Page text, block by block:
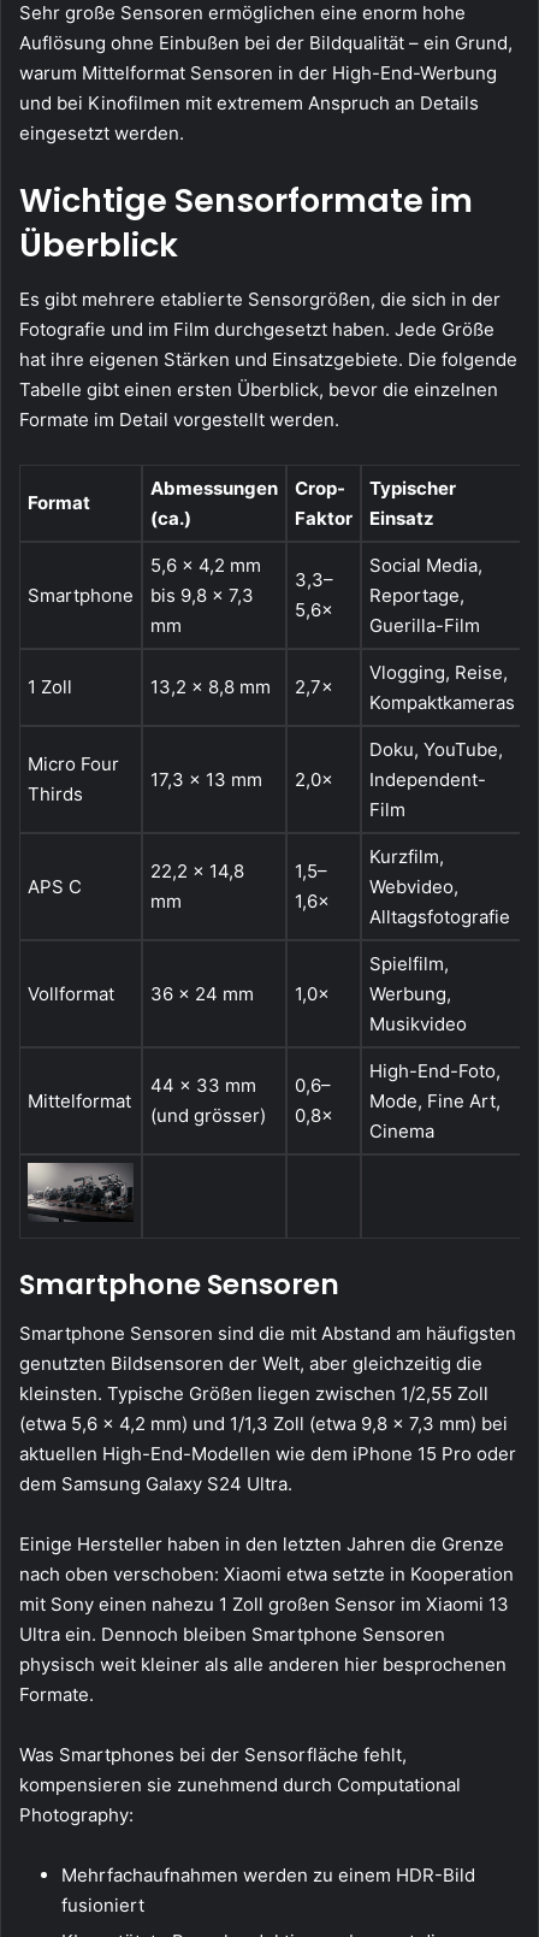
Sehr große Sensoren ermöglichen eine enorm hohe
Auflösung ohne Einbußen bei der Bildqualität – ein Grund,
warum Mittelformat Sensoren in der High-End-Werbung
und bei Kinofilmen mit extremem Anspruch an Details
eingesetzt werden.
Wichtige Sensorformate im
Überblick
Es gibt mehrere etablierte Sensorgrößen, die sich in der
Fotografie und im Film durchgesetzt haben. Jede Größe
hat ihre eigenen Stärken und Einsatzgebiete. Die folgende
Tabelle gibt einen ersten Überblick, bevor die einzelnen
Formate im Detail vorgestellt werden.
Format
Abmessungen
(ca.)
Crop-
Faktor
Typischer
Einsatz
Smartphone
5,6 × 4,2 mm
bis 9,8 × 7,3
mm
3,3–
5,6×
Social Media,
Reportage,
Guerilla-Film
1 Zoll 13,2 × 8,8 mm 2,7×
Vlogging, Reise,
Kompaktkameras
Micro Four
Thirds
17,3 × 13 mm 2,0×
Doku, YouTube,
Independent-
Film
APS C
22,2 × 14,8
mm
1,5–
1,6×
Kurzfilm,
Webvideo,
Alltagsfotografie
Vollformat 36 × 24 mm 1,0×
Spielfilm,
Werbung,
Musikvideo
Mittelformat
44 × 33 mm
(und grösser)
0,6–
0,8×
High-End-Foto,
Mode, Fine Art,
Cinema
Smartphone Sensoren
Smartphone Sensoren sind die mit Abstand am häufigsten
genutzten Bildsensoren der Welt, aber gleichzeitig die
kleinsten. Typische Größen liegen zwischen 1/2,55 Zoll
(etwa 5,6 × 4,2 mm) und 1/1,3 Zoll (etwa 9,8 × 7,3 mm) bei
aktuellen High-End-Modellen wie dem iPhone 15 Pro oder
dem Samsung Galaxy S24 Ultra.
Einige Hersteller haben in den letzten Jahren die Grenze
nach oben verschoben: Xiaomi etwa setzte in Kooperation
mit Sony einen nahezu 1 Zoll großen Sensor im Xiaomi 13
Ultra ein. Dennoch bleiben Smartphone Sensoren
physisch weit kleiner als alle anderen hier besprochenen
Formate.
Was Smartphones bei der Sensorfläche fehlt,
kompensieren sie zunehmend durch Computational
Photography:
Mehrfachaufnahmen werden zu einem HDR-Bild
fusioniert